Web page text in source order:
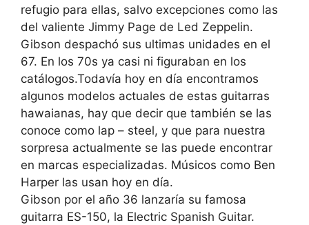
refugio para ellas, salvo excepciones como las
del valiente Jimmy Page de Led Zeppelin.
Gibson despachó sus ultimas unidades en el
67. En los 70s ya casi ni figuraban en los
catálogos.Todavía hoy en día encontramos
algunos modelos actuales de estas guitarras
hawaianas, hay que decir que también se las
conoce como lap – steel, y que para nuestra
sorpresa actualmente se las puede encontrar
en marcas especializadas. Músicos como Ben
Harper las usan hoy en día.
Gibson por el año 36 lanzaría su famosa
guitarra ES-150, la Electric Spanish Guitar.